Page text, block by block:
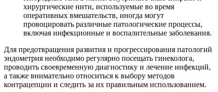
хирургические нити, используемые во время
оперативных вмешательств, иногда могут
провоцировать различные патологические процессы,
включая инфекционные и воспалительные заболевания.
Для предотвращения развития и прогрессирования патологий
эндометрия необходимо регулярно посещать гинеколога,
проводить своевременную диагностику и лечение инфекций,
а также внимательно относиться к выбору методов
контрацепции и следить за их правильным использованием.